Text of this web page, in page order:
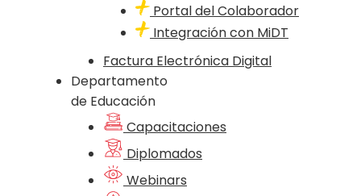
Portal del Colaborador
Integración con MiDT
Factura Electrónica Digital
Departamento
de Educación
Capacitaciones
Diplomados
Webinars